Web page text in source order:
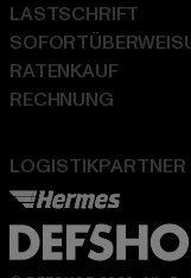
LOGISTIKPARTNER
LASTSCHRIFT
RATENKAUF
RECHNUNG